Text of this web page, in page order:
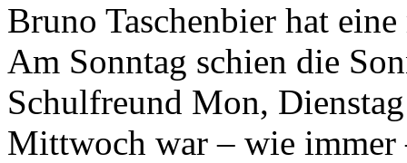
Bruno Taschenbier hat
Am Sonntag schien die
Schulfreund Mon,
Mittwoch war – wie immer